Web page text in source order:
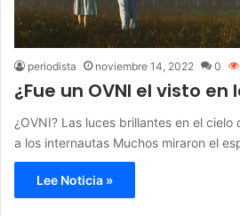
periodista noviembre 14, 2022 0
¿Fue un OVNI el visto en
¿OVNI? Las luces brillantes en el
a los internautas Muchos miraron el
Lee Noticia »